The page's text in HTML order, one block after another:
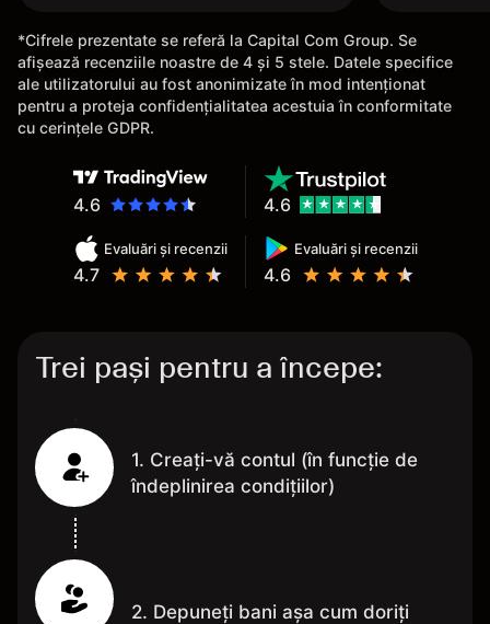
*Cifrele prezentate se referă la Capital Com Group. Se
afișează recenziile noastre de 4 și 5 stele. Datele specifice
ale utilizatorului au fost anonimizate în mod intenționat
pentru a proteja confidențialitatea acestuia în conformitate
cu cerințele GDPR.
4.6
Evaluări și recenzii
4.7
Evaluări și recenzii
4.6
4.6
Trei pași pentru a începe:
1. Creați-vă contul (în funcție de
îndeplinirea condițiilor)
2. Depuneți bani așa cum doriți